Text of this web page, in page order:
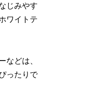
じみやす
ワイトテ
などは、
ったりで